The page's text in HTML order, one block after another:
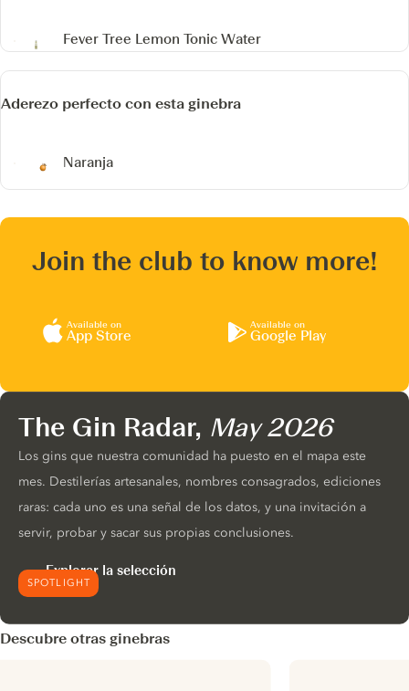
Fever Tree Lemon Tonic Water
Aderezo perfecto con esta ginebra
Naranja
Join the club to know more!
Available on
App Store
Available on
Google Play
SPOTLIGHT
The Gin Radar, May 2026
Los gins que nuestra comunidad ha puesto en el mapa este
mes. Destilerías artesanales, nombres consagrados, ediciones
raras: cada uno es una señal de los datos, y una invitación a
servir, probar y sacar sus propias conclusiones.
Explorar la selección
Descubre otras ginebras